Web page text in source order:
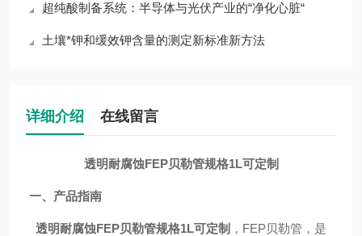
超纯酸制备系统：半导体与光伏产业的“净化心脏“
土壤*钾和缓效钾含量的测定新标准新方法
详细介绍 在线留言
透明耐腐蚀FEP贝勒管规格1L可定制
一、产品指南
透明耐腐蚀FEP贝勒管规格1L可定制 ，FEP贝勒管，是